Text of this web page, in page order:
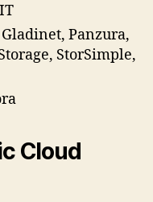
Panzura,
StorSimple,
Cloud